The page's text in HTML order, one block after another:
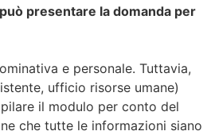
presentare la domanda per
e personale. Tuttavia,
ufficio risorse umane)
il modulo per conto del
che tutte le informazioni siano